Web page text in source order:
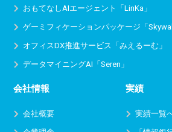
おもてなしAIエージェント「LinKa」
ゲーミフィケーションパッケージ「
オフィスDX推進サービス 「みえるーむ」
データマイニングAI「Seren」
会社情報
会社概要
実績
実績一覧